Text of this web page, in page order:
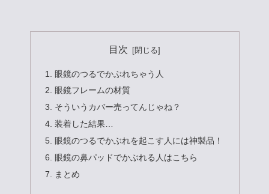
目次
眼鏡のつるでかぶれちゃう人
眼鏡フレームの材質
そういうカバー売ってんじゃね？
装着した結果…
眼鏡のつるでかぶれを起こす人には神製品！
眼鏡の鼻パッドでかぶれる人はこちら
まとめ